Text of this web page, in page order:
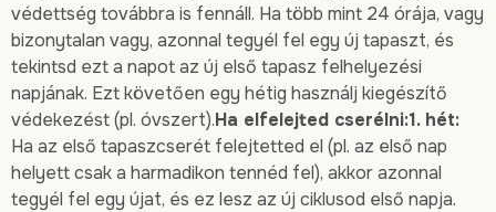
védettség továbbra is fennáll. Ha több mint 24 órája, vagy
bizonytalan vagy, azonnal tegyél fel egy új tapaszt, és
tekintsd ezt a napot az új első tapasz felhelyezési
napjának. Ezt követően egy hétig használj kiegészítő
védekezést (pl. óvszert).Ha elfelejted cserélni:1. hét:
Ha az első tapaszcserét felejtetted el (pl. az első nap
helyett csak a harmadikon tennéd fel), akkor azonnal
tegyél fel egy újat, és ez lesz az új ciklusod első napja.